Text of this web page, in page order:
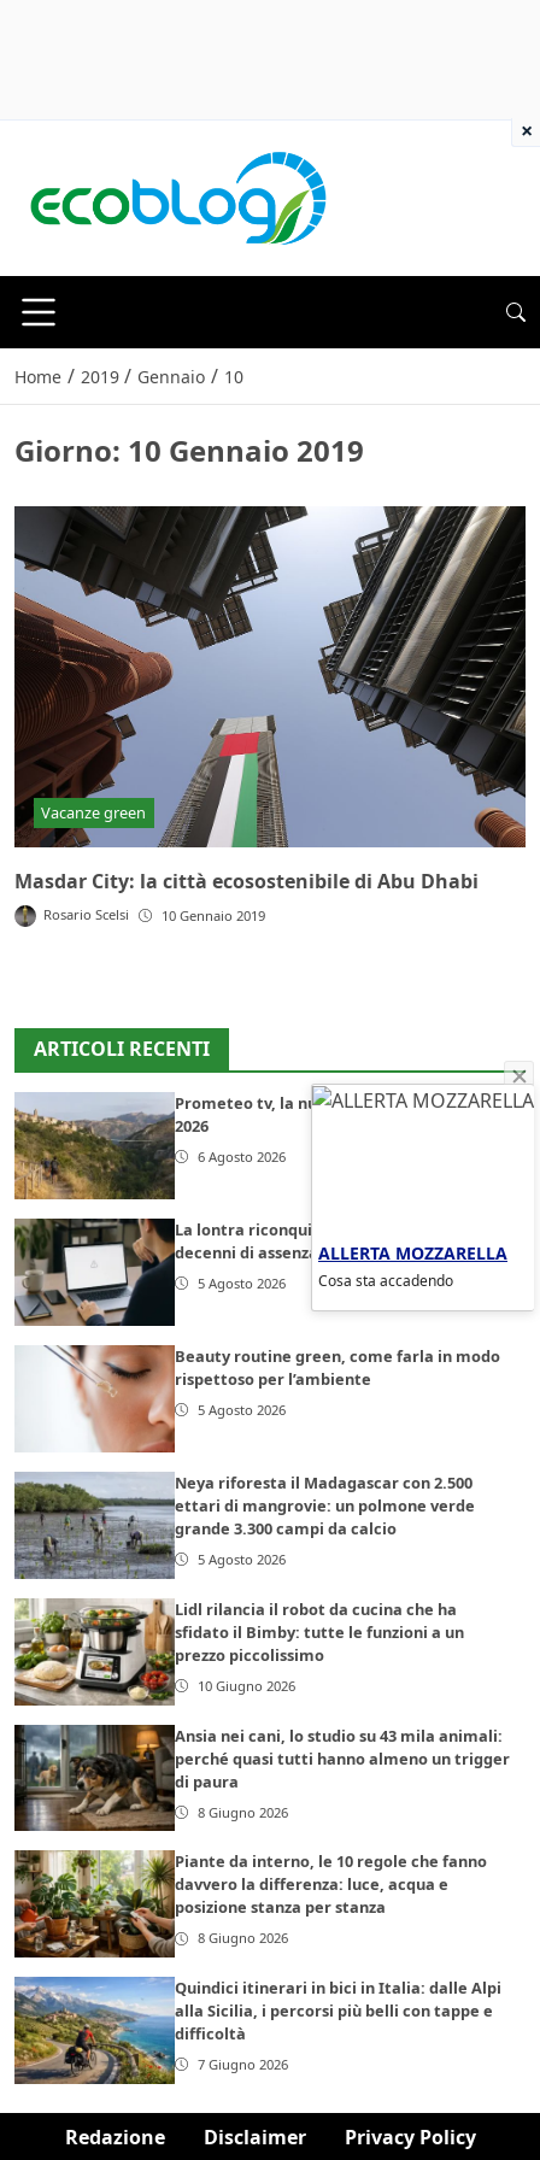
Home / 2019 / Gennaio / 10
Giorno: 10 Gennaio 2019
Vacanze green
Masdar City: la città ecosostenibile di Abu Dhabi
Rosario Scelsi 10 Gennaio 2019
ARTICOLI RECENTI
Prometeo tv, la nuova puntata del 5 agosto
2026
6 Agosto 2026
La lontra riconquista il Nord Italia dopo
decenni di assenza
5 Agosto 2026
Beauty routine green, come farla in modo
rispettoso per l’ambiente
5 Agosto 2026
Neya riforesta il Madagascar con 2.500
ettari di mangrovie: un polmone verde
grande 3.300 campi da calcio
5 Agosto 2026
Lidl rilancia il robot da cucina che ha
sfidato il Bimby: tutte le funzioni a un
prezzo piccolissimo
10 Giugno 2026
Ansia nei cani, lo studio su 43 mila animali:
perché quasi tutti hanno almeno un trigger
di paura
8 Giugno 2026
Piante da interno, le 10 regole che fanno
davvero la differenza: luce, acqua e
posizione stanza per stanza
8 Giugno 2026
Quindici itinerari in bici in Italia: dalle Alpi
alla Sicilia, i percorsi più belli con tappe e
difficoltà
7 Giugno 2026
Redazione Disclaimer Privacy Policy
×
ALLERTA MOZZARELLA
Cosa sta accadendo